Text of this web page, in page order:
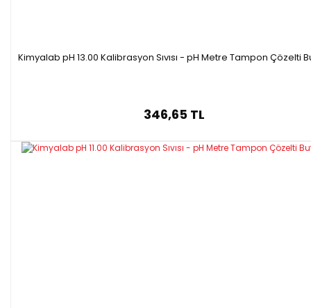
Kimyalab pH 13.00 Kalibrasyon Sıvısı - pH Metre Tampon Çözelti
346,65 TL